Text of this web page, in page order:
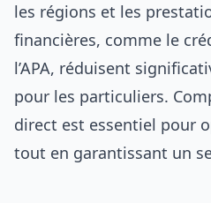
les régions et les
financières, comme le
l’APA, réduisent
pour les particuliers.
direct est essentiel pour
tout en garantissant un